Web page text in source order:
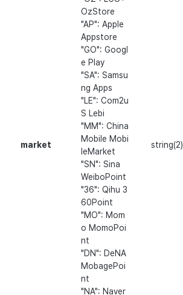
market
OzStore
"AP": Apple
Appstore
"GO": Googl
e Play
"SA": Samsu
ng Apps
"LE": Com2u
S Lebi
"MM": China
Mobile Mobi
leMarket
"SN": Sina
WeiboPoint
"36": Qihu 3
60Point
"MO": Mom
o MomoPoi
nt
"DN": DeNA
MobagePoi
nt
"NA": Naver
string(2)